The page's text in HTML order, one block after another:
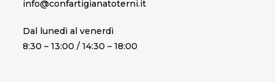
info@confartigianatoterni.it
Dal lunedì al venerdì
8:30 – 13:00 / 14:30 – 18:00